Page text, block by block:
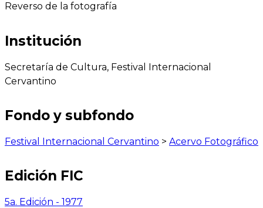
Reverso de la fotografía
Institución
Secretaría de Cultura, Festival Internacional
Cervantino
Fondo y subfondo
Festival Internacional Cervantino > Acervo Fotográfico
Edición FIC
5a. Edición - 1977